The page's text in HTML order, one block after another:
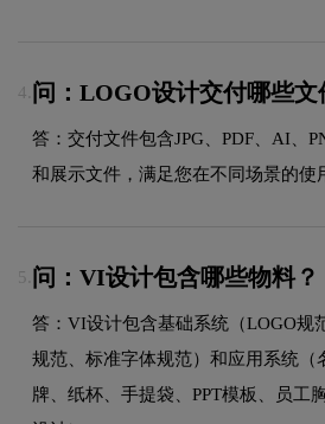
4. 问：LOGO设计交付哪些文
答：交付文件包含JPG、PDF、AI、
和展示文件，满足您在不同场景的使
5. 问：VI设计包含哪些物料？
答：VI设计包含基础系统（LOGO规
规范、标准字体规范）和应用系统（
牌、纸杯、手提袋、PPT模板、员工